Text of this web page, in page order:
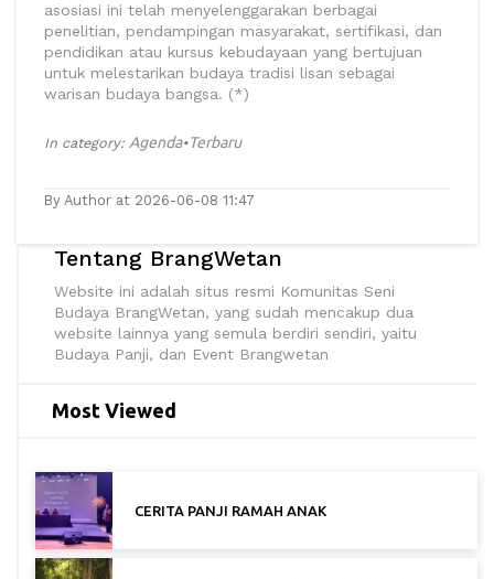
asosiasi ini telah menyelenggarakan berbagai
penelitian, pendampingan masyarakat, sertifikasi, dan
pendidikan atau kursus kebudayaan yang bertujuan
untuk melestarikan budaya tradisi lisan sebagai
warisan budaya bangsa. (*)
In category: Agenda•Terbaru
By Author at 2026-06-08 11:47
Tentang BrangWetan
Website ini adalah situs resmi Komunitas Seni
Budaya BrangWetan, yang sudah mencakup dua
website lainnya yang semula berdiri sendiri, yaitu
Budaya Panji, dan Event Brangwetan
Most Viewed
CERITA PANJI RAMAH ANAK